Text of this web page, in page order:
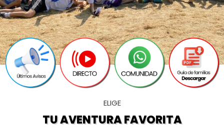
ELIGE
TU AVENTURA FAVORITA